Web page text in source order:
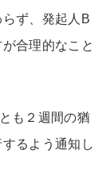
ず、発起人B
合理的なこと
も２週間の猶
るよう通知し